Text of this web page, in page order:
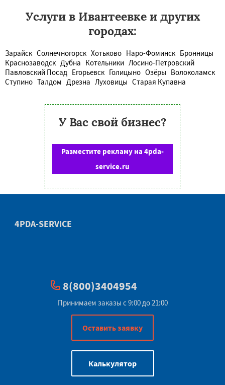
Услуги в Ивантеевке и других
городах:
Зарайск Солнечногорск Хотьково Наро-Фоминск Бронницы
Краснозаводск Дубна Котельники Лосино-Петровский
Павловский Посад Егорьевск Голицыно Озёры Волоколамск
Ступино Талдом Дрезна Луховицы Старая Купавна
У Вас свой бизнес?
Разместите рекламу на 4pda-
service.ru
4PDA-SERVICE
8(800)3404954
Принимаем заказы с 9:00 до 21:00
Оставить заявку
Калькулятор